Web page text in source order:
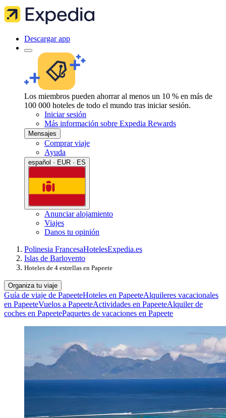
Descargar app
Los miembros pueden ahorrar al menos un 10 % en más de
100 000 hoteles de todo el mundo tras iniciar sesión.
Iniciar sesión
Más información sobre Expedia Rewards
Mensajes
Comprar viaje
Ayuda
español · EUR · ES
Anunciar alojamiento
Viajes
Danos tu opinión
Polinesia FrancesaHotelesExpedia.es
Islas de Barlovento
Hoteles de 4 estrellas en Papeete
Organiza tu viaje
Guía de viaje de PapeeteHoteles en PapeeteAlquileres vacacionales
en PapeeteVuelos a PapeeteActividades en PapeeteAlquiler de
coches en PapeetePaquetes de vacaciones en Papeete